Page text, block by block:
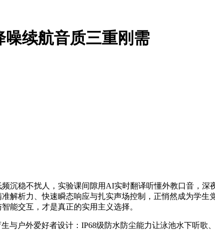
噪续航音质三重刚需
沉稳不扰人，实验课间隙用AI实时翻译听懂外教口音，
解析力、快速瞬态响应与扎实声场控制，正悄然成为学
能交互，才是真正的实用主义选择。
与户外爱好者设计：IP68级防水防尘能力让泳池水下听